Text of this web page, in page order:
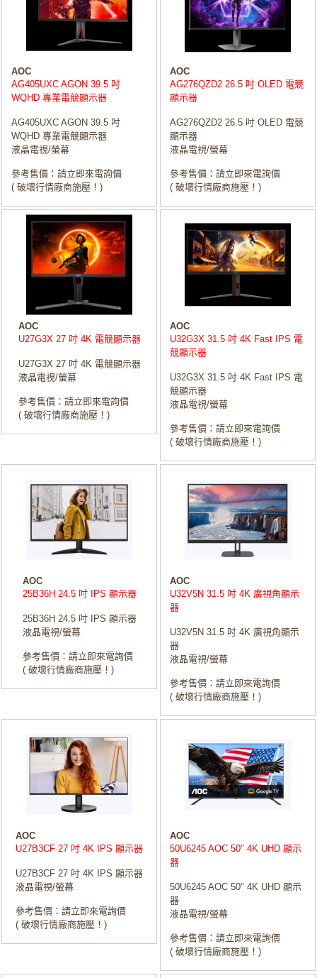
AOC
AG405UXC AGON 39.5 吋
WQHD 專業電競顯示器
AG405UXC AGON 39.5 吋
WQHD 專業電競顯示器
液晶電視/螢幕
參考售價：請立即來電詢價
( 破壞行情廠商施壓！)
AOC
AG276QZD2 26.5 吋 OLED 電競
顯示器
AG276QZD2 26.5 吋 OLED 電競
顯示器
液晶電視/螢幕
參考售價：請立即來電詢價
( 破壞行情廠商施壓！)
AOC
U27G3X 27 吋 4K 電競顯示器
U27G3X 27 吋 4K 電競顯示器
液晶電視/螢幕
參考售價：請立即來電詢價
( 破壞行情廠商施壓！)
AOC
U32G3X 31.5 吋 4K Fast IPS 電
競顯示器
U32G3X 31.5 吋 4K Fast IPS 電
競顯示器
液晶電視/螢幕
參考售價：請立即來電詢價
( 破壞行情廠商施壓！)
AOC
25B36H 24.5 吋 IPS 顯示器
25B36H 24.5 吋 IPS 顯示器
液晶電視/螢幕
參考售價：請立即來電詢價
( 破壞行情廠商施壓！)
AOC
U32V5N 31.5 吋 4K 廣視角顯示
器
U32V5N 31.5 吋 4K 廣視角顯示
器
液晶電視/螢幕
參考售價：請立即來電詢價
( 破壞行情廠商施壓！)
AOC
U27B3CF 27 吋 4K IPS 顯示器
U27B3CF 27 吋 4K IPS 顯示器
液晶電視/螢幕
參考售價：請立即來電詢價
( 破壞行情廠商施壓！)
AOC
50U6245 AOC 50" 4K UHD 顯示
器
50U6245 AOC 50" 4K UHD 顯示
器
液晶電視/螢幕
參考售價：請立即來電詢價
( 破壞行情廠商施壓！)